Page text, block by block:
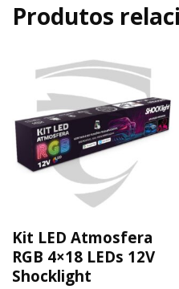
Produtos
Kit LED Atmosfera
RGB 4×18 LEDs 12V
Shocklight